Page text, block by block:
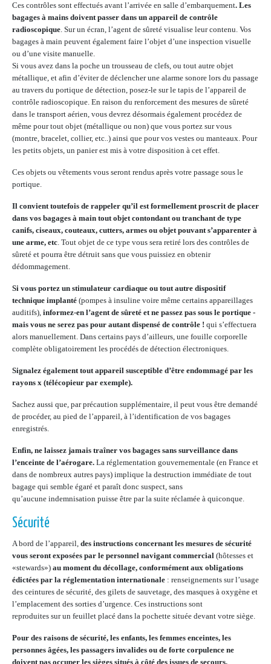
Ces contrôles sont effectués avant l’arrivée en salle d’embarquement. Les
bagages à mains doivent passer dans un appareil de contrôle
radioscopique. Sur un écran, l’agent de sûreté visualise leur contenu. Vos
bagages à main peuvent également faire l’objet d’une inspection visuelle
ou d’une visite manuelle.
Si vous avez dans la poche un trousseau de clefs, ou tout autre objet
métallique, et afin d’éviter de déclencher une alarme sonore lors du passage
au travers du portique de détection, posez-le sur le tapis de l’appareil de
contrôle radioscopique. En raison du renforcement des mesures de sûreté
dans le transport aérien, vous devrez désormais également procédez de
même pour tout objet (métallique ou non) que vous portez sur vous
(montre, bracelet, collier, etc..) ainsi que pour vos vestes ou manteaux. Pour
les petits objets, un panier est mis à votre disposition à cet effet.
Ces objets ou vêtements vous seront rendus après votre passage sous le
portique.
Il convient toutefois de rappeler qu’il est formellement proscrit de placer
dans vos bagages à main tout objet contondant ou tranchant de type
canifs, ciseaux, couteaux, cutters, armes ou objet pouvant s’apparenter à
une arme, etc. Tout objet de ce type vous sera retiré lors des contrôles de
sûreté et pourra être détruit sans que vous puissiez en obtenir
dédommagement.
Si vous portez un stimulateur cardiaque ou tout autre dispositif
technique implanté (pompes à insuline voire même certains appareillages
auditifs), informez-en l’agent de sûreté et ne passez pas sous le portique -
mais vous ne serez pas pour autant dispensé de contrôle ! qui s’effectuera
alors manuellement. Dans certains pays d’ailleurs, une fouille corporelle
complète obligatoirement les procédés de détection électroniques.
Signalez également tout appareil susceptible d’être endommagé par les
rayons x (télécopieur par exemple).
Sachez aussi que, par précaution supplémentaire, il peut vous être demandé
de procéder, au pied de l’appareil, à l’identification de vos bagages
enregistrés.
Enfin, ne laissez jamais traîner vos bagages sans surveillance dans
l’enceinte de l’aérogare. La réglementation gouvernementale (en France et
dans de nombreux autres pays) implique la destruction immédiate de tout
bagage qui semble égaré et paraît donc suspect, sans
qu’aucune indemnisation puisse être par la suite réclamée à quiconque.
Sécurité
A bord de l’appareil, des instructions concernant les mesures de sécurité
vous seront exposées par le personnel navigant commercial (hôtesses et
«stewards») au moment du décollage, conformément aux obligations
édictées par la réglementation internationale : renseignements sur l’usage
des ceintures de sécurité, des gilets de sauvetage, des masques à oxygène et
l’emplacement des sorties d’urgence. Ces instructions sont
reproduites sur un feuillet placé dans la pochette située devant votre siège.
Pour des raisons de sécurité, les enfants, les femmes enceintes, les
personnes âgées, les passagers invalides ou de forte corpulence ne
doivent pas occuper les sièges situés à côté des issues de secours.